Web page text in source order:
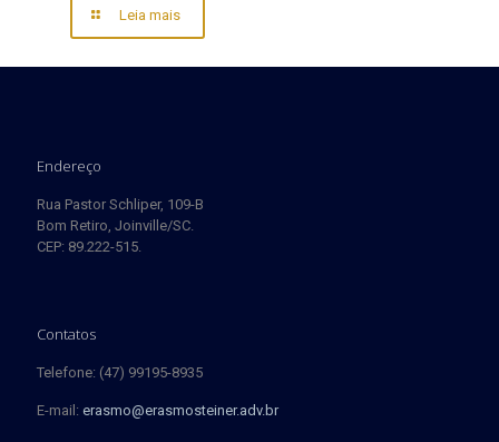
Leia mais
Endereço
Rua Pastor Schliper, 109-B
Bom Retiro, Joinville/SC.
CEP: 89.222-515.
Contatos
Telefone: (47) 99195-8935
E-mail: erasmo@erasmosteiner.adv.br